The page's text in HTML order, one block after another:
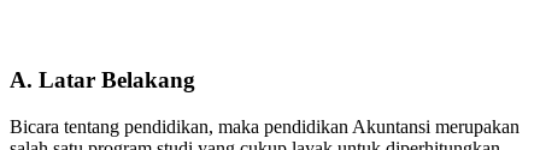
A. Latar Belakang
Bicara tentang pendidikan, maka pendidikan Akuntansi merupakan